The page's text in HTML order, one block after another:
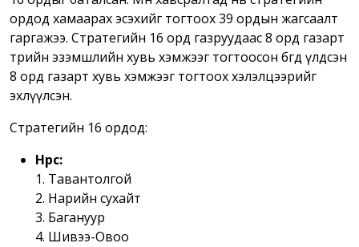
ордод хамаарах эсэхийг тогтоох 39 ордын жагсаалт
гаргажээ. Стратегийн 16 орд газруудаас 8 орд газарт
төрийн эзэмшлийн хувь хэмжээг тогтоосон бөгөөд үлдсэн
8 орд газарт хувь хэмжээг тогтоох хэлэлцээрийг
эхлүүлсэн.
Стратегийн 16 ордод:
Нүүрс:
1. Тавантолгой
2. Нарийн сухайт
3. Багануур
4. Шивээ-Овоо